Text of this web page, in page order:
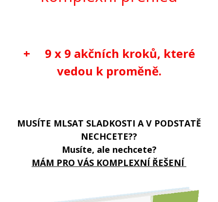
+
9 x 9 akčních kroků, které
vedou k proměně.
MUSÍTE MLSAT SLADKOSTI A V PODSTATĚ
NECHCETE??
Musíte, ale nechcete?
MÁM PRO VÁS KOMPLEXNÍ ŘEŠENÍ